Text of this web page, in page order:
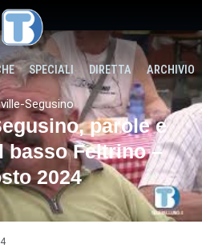
SPECIALI DIRETTA ARCHIVIO
Segusino
parole e
basso Feltrino –
2024